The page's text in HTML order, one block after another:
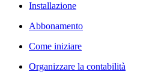
Installazione
Abbonamento
Come iniziare
Organizzare la contabilità